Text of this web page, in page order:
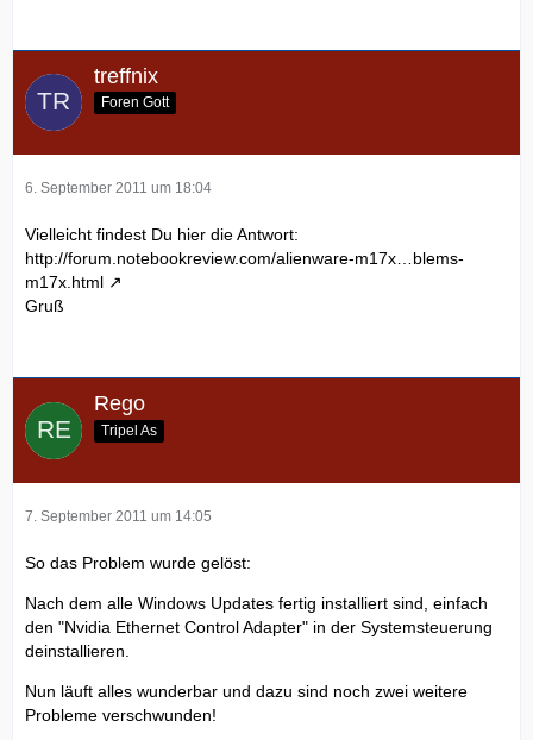
treffnix
Foren Gott
6. September 2011 um 18:04
Vielleicht findest Du hier die Antwort:
http://forum.notebookreview.com/alienware-m17x…blems-
m17x.html
Gruß
Rego
Tripel As
7. September 2011 um 14:05
So das Problem wurde gelöst:
Nach dem alle Windows Updates fertig installiert sind, einfach
den "Nvidia Ethernet Control Adapter" in der Systemsteuerung
deinstallieren.
Nun läuft alles wunderbar und dazu sind noch zwei weitere
Probleme verschwunden!